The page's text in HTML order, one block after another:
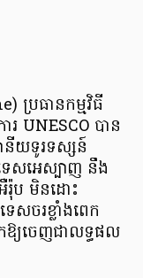
ប្រធានកម្មវិធី
រ UNESCO បាន
ានីយទូរទស្សន៍
េសអេស្បាញ នឹង
រ៉ុប មិនដោះ
សចរខ្លាំងពេក
ឱ្យចេញជាលទ្ធផល